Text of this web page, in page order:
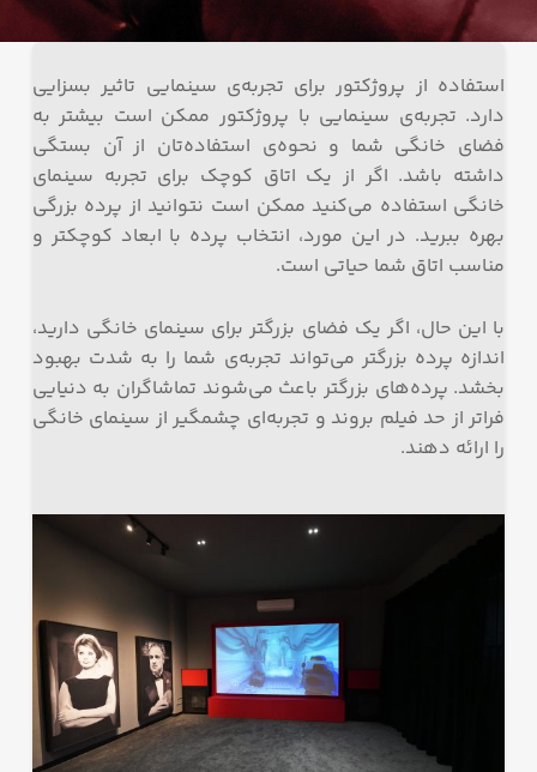
استفاده از پروژکتور برای تجربه‌ی سینمایی تاثیر بسزایی
دارد. تجربه‌ی سینمایی با پروژکتور ممکن است بیشتر به
فضای خانگی شما و نحوه‌ی استفاده‌تان از آن بستگی
داشته باشد. اگر از یک اتاق کوچک برای تجربه سینمای
خانگی استفاده می‌کنید ممکن است نتوانید از پرده بزرگی
بهره‌ ببرید. در این مورد، انتخاب پرده با ابعاد کوچکتر و
مناسب اتاق شما حیاتی است.
با این حال، اگر یک فضای بزرگتر برای سینمای خانگی دارید،
اندازه پرده بزرگتر می‌تواند تجربه‌ی شما را به شدت بهبود
بخشد. پرده‌های بزرگتر باعث می‌شوند تماشاگران به دنیایی
فراتر از حد فیلم بروند و تجربه‌ای چشمگیر از سینمای خانگی
را ارائه دهند.